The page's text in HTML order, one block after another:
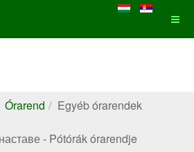
Órarend
Egyéb órarendek
- Pótórák órarendje